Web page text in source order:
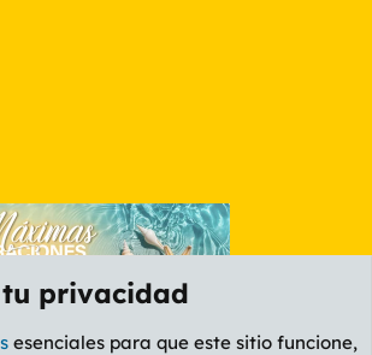
privacidad
esenciales para que este sitio funcione,